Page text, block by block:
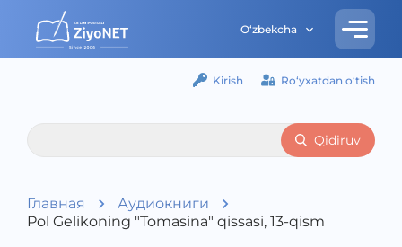
O‘zbekcha
Kirish Ro‘yxatdan o‘tish
Qidiruv
Главная
Аудиокниги
Pol Gelikoning "Tomasina" qissasi, 13-qism